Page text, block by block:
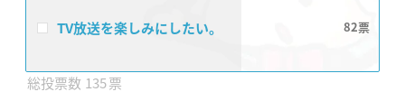
TV放送を楽しみにしたい。 82
135